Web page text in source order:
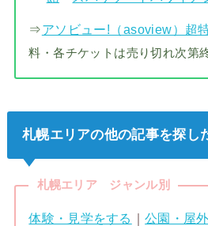
⇒アソビュー!（asoview）超
料・各チケットは売り切れ次第
札幌エリアの他の記事を探し
札幌エリア ジャンル別
体験・見学をする ｜公園・屋